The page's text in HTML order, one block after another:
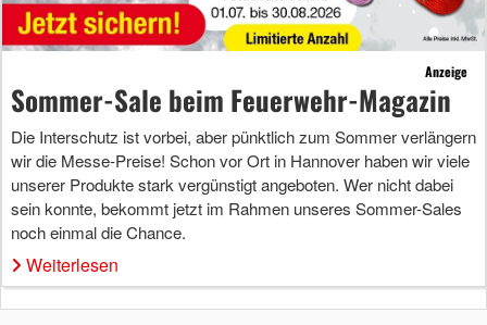
Anzeige
Sommer-Sale beim Feuerwehr-Magazin
Die Interschutz ist vorbei, aber pünktlich zum Sommer verlängern
wir die Messe-Preise! Schon vor Ort in Hannover haben wir viele
unserer Produkte stark vergünstigt angeboten. Wer nicht dabei
sein konnte, bekommt jetzt im Rahmen unseres Sommer-Sales
noch einmal die Chance.
Weiterlesen